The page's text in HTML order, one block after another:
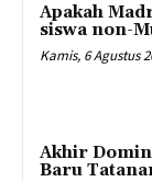
Apakah
siswa non-
Kamis, 6 Agustus
Akhir
Baru